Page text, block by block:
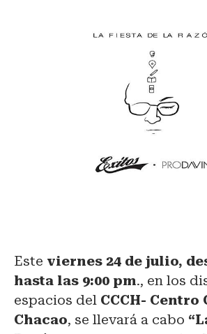
Este viernes 24 de julio,
hasta las 9:00 pm., en los
espacios del CCCH- Centro
Chacao, se llevará a cabo